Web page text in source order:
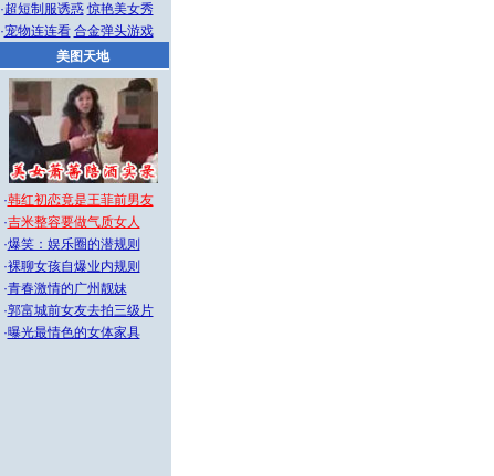
·超短制服诱惑 惊艳美女秀
·宠物连连看 合金弹头游戏
美图天地
·韩红初恋竟是王菲前男友
·吉米整容要做气质女人
·爆笑：娱乐圈的潜规则
·裸聊女孩自爆业内规则
·青春激情的广州靓妹
·郭富城前女友去拍三级片
·曝光最情色的女体家具